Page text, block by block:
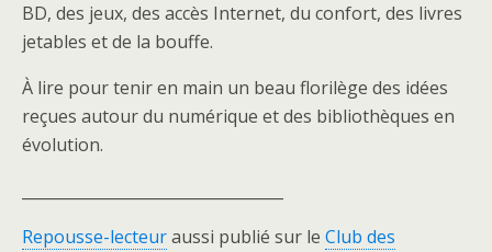
BD, des jeux, des accès Internet, du confort, des livres
jetables et de la bouffe.
À lire pour tenir en main un beau florilège des idées
reçues autour du numérique et des bibliothèques en
évolution.
Repousse-lecteuraussi publié sur le Club des